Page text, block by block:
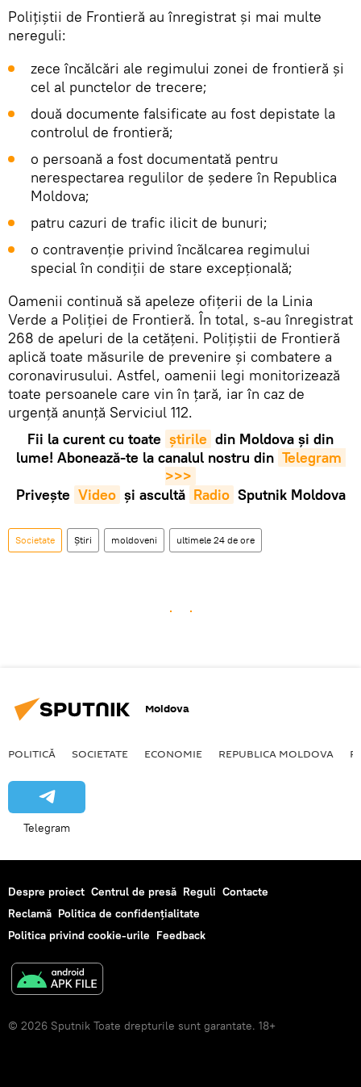
Polițiștii de Frontieră au înregistrat și mai multe
nereguli:
zece încălcări ale regimului zonei de frontieră și
cel al punctelor de trecere;
două documente falsificate au fost depistate la
controlul de frontieră;
o persoană a fost documentată pentru
nerespectarea regulilor de ședere în Republica
Moldova;
patru cazuri de trafic ilicit de bunuri;
o contravenție privind încălcarea regimului
special în condiții de stare excepțională;
Oamenii continuă să apeleze ofițerii de la Linia
Verde a Poliției de Frontieră. În total, s-au înregistrat
268 de apeluri de la cetățeni. Polițiștii de Frontieră
aplică toate măsurile de prevenire și combatere a
coronavirusului. Astfel, oamenii legi monitorizează
toate persoanele care vin în țară, iar în caz de
urgență anunță Serviciul 112.
Fii la curent cu toate știrile din Moldova și din
lume! Abonează-te la canalul nostru din Telegram
>>>
Privește Video și ascultă Radio Sputnik Moldova
Societate Știri moldoveni ultimele 24 de ore
Moldova
POLITICĂ SOCIETATE ECONOMIE REPUBLICA MOLDOVA
Telegram
Despre proiect Centrul de presă Reguli Contacte
Reclamă Politica de confidențialitate
Politica privind cookie-urile Feedback
© 2026 Sputnik Toate drepturile sunt garantate. 18+